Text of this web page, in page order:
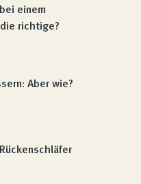
einem
richtige?
Aber wie?